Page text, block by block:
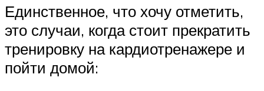
Единственное, что хочу отметить,
это случаи, когда стоит прекратить
тренировку на кардиотренажере и
пойти домой: